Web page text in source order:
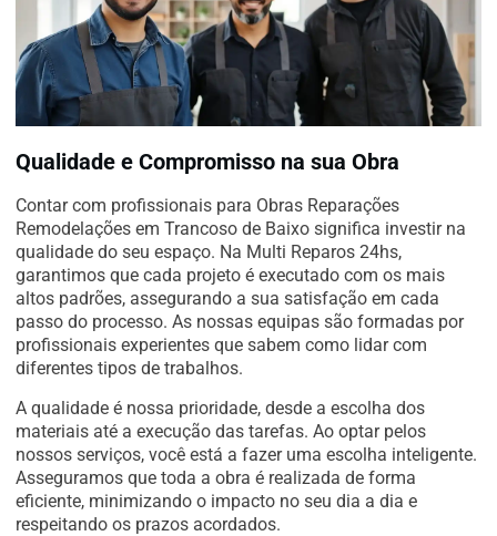
Qualidade e Compromisso na sua Obra
Contar com profissionais para Obras Reparações
Remodelações em Trancoso de Baixo significa investir na
qualidade do seu espaço. Na Multi Reparos 24hs,
garantimos que cada projeto é executado com os mais
altos padrões, assegurando a sua satisfação em cada
passo do processo. As nossas equipas são formadas por
profissionais experientes que sabem como lidar com
diferentes tipos de trabalhos.
A qualidade é nossa prioridade, desde a escolha dos
materiais até a execução das tarefas. Ao optar pelos
nossos serviços, você está a fazer uma escolha inteligente.
Asseguramos que toda a obra é realizada de forma
eficiente, minimizando o impacto no seu dia a dia e
respeitando os prazos acordados.